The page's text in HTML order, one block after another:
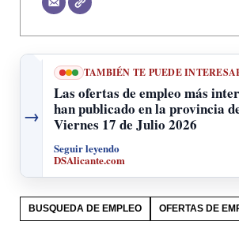
→
TAMBIÉN TE PUEDE
Las ofertas de empleo más
han publicado en la provincia
Viernes 17 de Julio 2026
Seguir leyendo
DSAlicante.com
BUSQUEDA DE EMPLEO OFERTAS DE